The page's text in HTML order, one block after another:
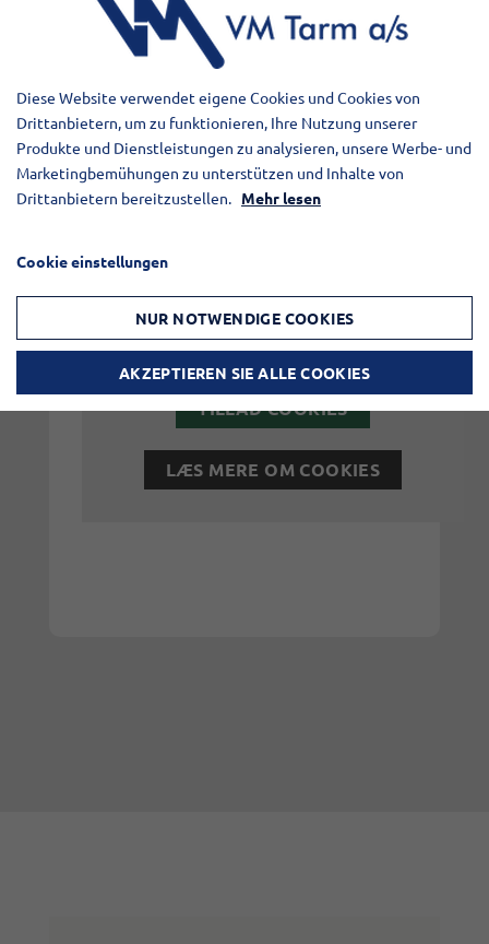
Elementet er
blokeret
Adgangen til elementet er blevet
er truffet for at overholde gældende
databeskyttelseslovgivning. Du kan få
adgang til elementet ved at acceptere
cookies for elementet.
TILLAD COOKIES
LÆS MERE OM COOKIES
Diese Website verwendet eigene Cookies und Cookies von
Drittanbietern, um zu funktionieren, Ihre Nutzung unserer
Produkte und Dienstleistungen zu analysieren, unsere Werbe- und
Marketingbemühungen zu unterstützen und Inhalte von
Drittanbietern bereitzustellen. Mehr lesen
Cookie einstellungen
NUR NOTWENDIGE COOKIES
AKZEPTIEREN SIE ALLE COOKIES